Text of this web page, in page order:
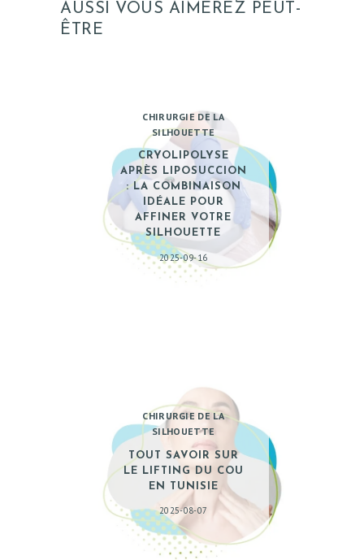
AUSSI VOUS AIMEREZ PEUT-
ÊTRE
CHIRURGIE DE LA
SILHOUETTE
CRYOLIPOLYSE
APRÈS LIPOSUCCION
: LA COMBINAISON
IDÉALE POUR
AFFINER VOTRE
SILHOUETTE
2025-09-16
CHIRURGIE DE LA
SILHOUETTE
TOUT SAVOIR SUR
LE LIFTING DU COU
EN TUNISIE
2025-08-07